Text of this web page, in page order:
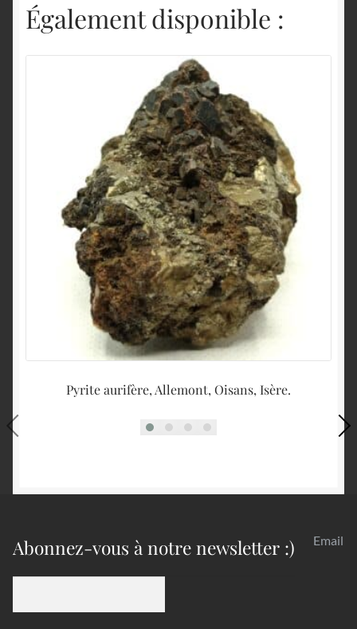
Également disponible :
Pyrite aurifère, Allemont, Oisans, Isère.
Abonnez-vous à notre newsletter :) Email